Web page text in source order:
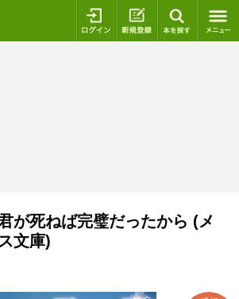
ログイン 新規登録
が死ねば完璧だったから (メ
文庫)